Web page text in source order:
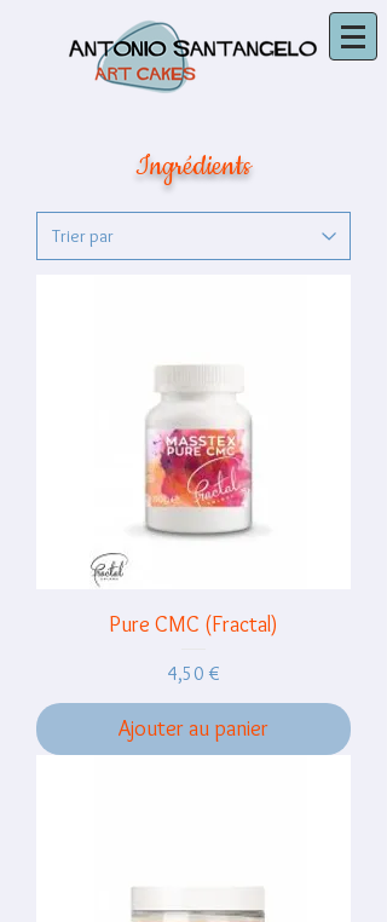
Ingrédients
Pure CMC (Fractal)
Prix
4,50 €
Ajouter au panier